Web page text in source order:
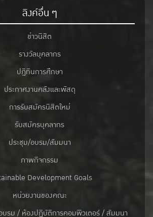
ลิงค์อื่น ๆ
ข่าวนิสิต
รางวัลบุคลากร
ปฎิทินการศึกษา
ประกาศงานคลังและพัสดุ
การรับสมัครนิสิตใหม่
รับสมัครบุคลากร
ประชุม/อบรม/สัมมนา
ภาพกิจกรรม
Development Goals
หน่วยงานของคณะ
อบรม / ห้องปฏิบัติการคอมพิวเตอร์ / สัมมนา